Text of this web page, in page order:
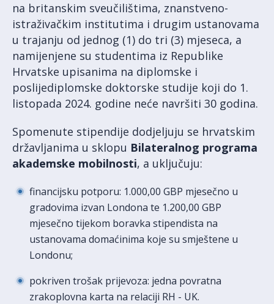
na britanskim sveučilištima, znanstveno-
istraživačkim institutima i drugim ustanovama
u trajanju od jednog (1) do tri (3) mjeseca, a
namijenjene su studentima iz Republike
Hrvatske upisanima na diplomske i
poslijediplomske doktorske studije koji do 1.
listopada 2024. godine neće navršiti 30 godina.
Spomenute stipendije dodjeljuju se hrvatskim
državljanima u sklopu Bilateralnog programa
akademske mobilnosti, a uključuju:
financijsku potporu: 1.000,00 GBP mjesečno u
gradovima izvan Londona te 1.200,00 GBP
mjesečno tijekom boravka stipendista na
ustanovama domaćinima koje su smještene u
Londonu;
pokriven trošak prijevoza: jedna povratna
zrakoplovna karta na relaciji RH - UK.